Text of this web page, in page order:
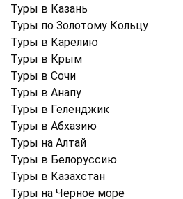
Туры в Казань
Туры по Золотому Кольцу
Туры в Карелию
Туры в Крым
Туры в Cочи
Туры в Анапу
Туры в Геленджик
Туры в Абхазию
Туры на Алтай
Туры в Белоруссию
Туры в Казахстан
Туры на Черное море